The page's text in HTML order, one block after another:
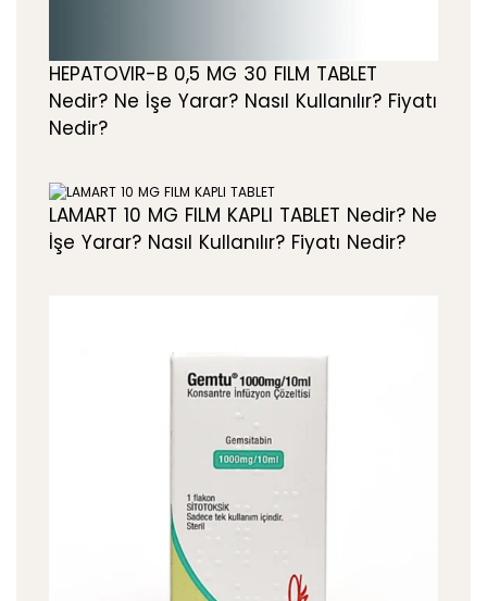
HEPATOVIR-B 0,5 MG 30 FILM TABLET
Nedir? Ne İşe Yarar? Nasıl Kullanılır? Fiyatı
Nedir?
LAMART 10 MG FILM KAPLI TABLET Nedir? Ne
İşe Yarar? Nasıl Kullanılır? Fiyatı Nedir?